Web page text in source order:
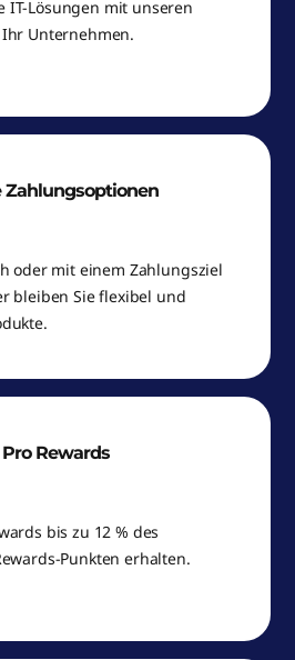
IT-Lösungen mit unseren
Unternehmen.
Zahlungsoptionen
oder mit einem Zahlungsziel
bleiben Sie flexibel und
Rewards
bis zu 12 % des
Punkten erhalten.